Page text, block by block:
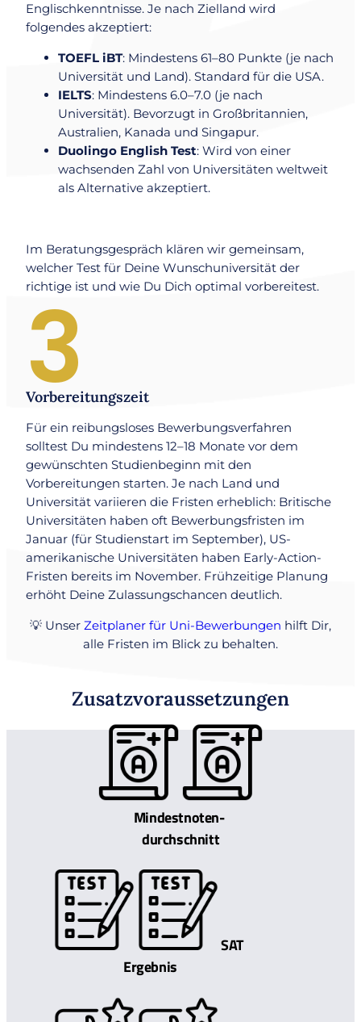
Englischkenntnisse. Je nach Zielland wird
folgendes akzeptiert:
TOEFL iBT: Mindestens 61–80 Punkte (je nach
Universität und Land). Standard für die USA.
IELTS: Mindestens 6.0–7.0 (je nach
Universität). Bevorzugt in Großbritannien,
Australien, Kanada und Singapur.
Duolingo English Test: Wird von einer
wachsenden Zahl von Universitäten weltweit
als Alternative akzeptiert.
Im Beratungsgespräch klären wir gemeinsam,
welcher Test für Deine Wunschuniversität der
richtige ist und wie Du Dich optimal vorbereitest.
3
Vorbereitungszeit
Für ein reibungsloses Bewerbungsverfahren
solltest Du mindestens 12–18 Monate vor dem
gewünschten Studienbeginn mit den
Vorbereitungen starten. Je nach Land und
Universität variieren die Fristen erheblich: Britische
Universitäten haben oft Bewerbungsfristen im
Januar (für Studienstart im September), US-
amerikanische Universitäten haben Early-Action-
Fristen bereits im November. Frühzeitige Planung
erhöht Deine Zulassungschancen deutlich.
💡 Unser Zeitplaner für Uni-Bewerbungen hilft Dir,
alle Fristen im Blick zu behalten.
Zusatzvoraussetzungen
Mindestnoten-
durchschnitt
SAT
Ergebnis